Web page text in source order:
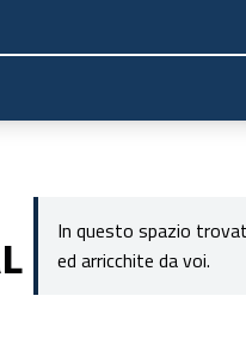
In questo spazio
ed arricchite da voi.